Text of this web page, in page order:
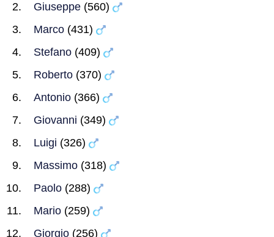
Giuseppe (560)
Marco (431)
Stefano (409)
Roberto (370)
Antonio (366)
Giovanni (349)
Luigi (326)
Massimo (318)
Paolo (288)
Mario (259)
Giorgio (256)